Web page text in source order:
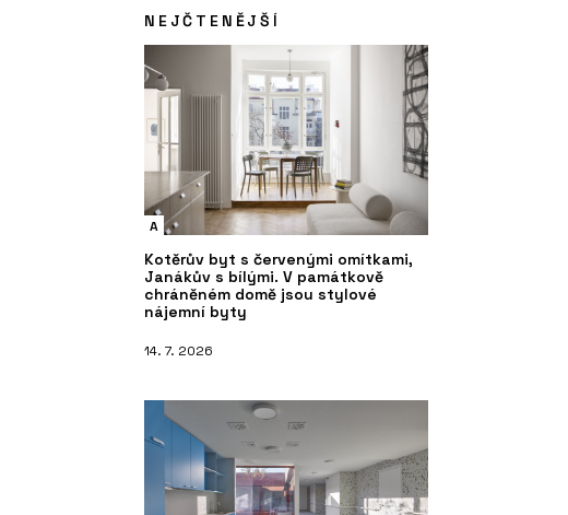
NEJČTENĚJŠÍ
A
Kotěrův byt s červenými omítkami,
Janákův s bílými. V památkově
chráněném domě jsou stylové
nájemní byty
14. 7. 2026